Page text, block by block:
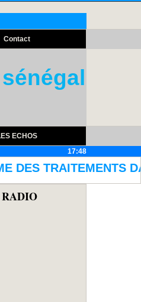
Contact
ECHOS
17:48
DANS LES